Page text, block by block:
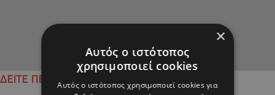
ΔΕΙΤΕ ΠΕΡΙΣΣΟΤΕΡΑ
×
Αυτός ο ιστότοπος
χρησιμοποιεί cookies
Αυτός ο ιστότοπος χρησιμοποιεί cookies για